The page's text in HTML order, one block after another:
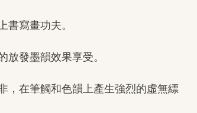
書寫畫功夫。
放發墨韻效果享受。
，在筆觸和色韻上產生強烈的虛無縹